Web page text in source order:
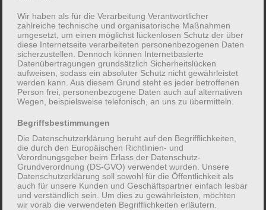
Verhaltenstherapie
das genau?
Die Verhaltenstherapie ist eine
anerkannte Form der
psychotherapeutischen
Wir haben als für die Verarbeitung Verantwortlicher
zahlreiche technische und organisatorische Maßnahmen
umgesetzt, um einen möglichst lückenlosen Schutz der über
diese Internetseite verarbeiteten personenbezogenen Daten
sicherzustellen. Dennoch können Internetbasierte
Datenübertragungen grundsätzlich Sicherheitslücken
aufweisen, sodass ein absoluter Schutz nicht gewährleistet
werden kann. Aus diesem Grund steht es jeder betroffenen
Person frei, personenbezogene Daten auch auf alternativen
Wegen, beispielsweise telefonisch, an uns zu übermitteln.
Begriffsbestimmungen
Die Datenschutzerklärung beruht auf den Begrifflichkeiten,
die durch den Europäischen Richtlinien- und
Verordnungsgeber beim Erlass der Datenschutz-
Grundverordnung (DS-GVO) verwendet wurden. Unsere
Datenschutzerklärung soll sowohl für die Öffentlichkeit als
auch für unsere Kunden und Geschäftspartner einfach lesbar
und verständlich sein. Um dies zu gewährleisten, möchten
wir vorab die verwendeten Begrifflichkeiten erläutern.